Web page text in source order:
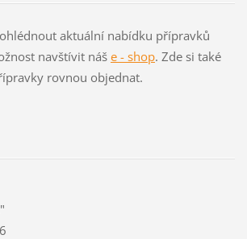
aktuální nabídku přípravků
navštívit náš e - shop. Zde si také
rovnou objednat.